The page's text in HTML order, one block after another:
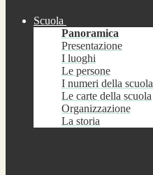
Scuola
Panoramica
Presentazione
I luoghi
Le persone
I numeri della scuola
Le carte della scuola
Organizzazione
La storia